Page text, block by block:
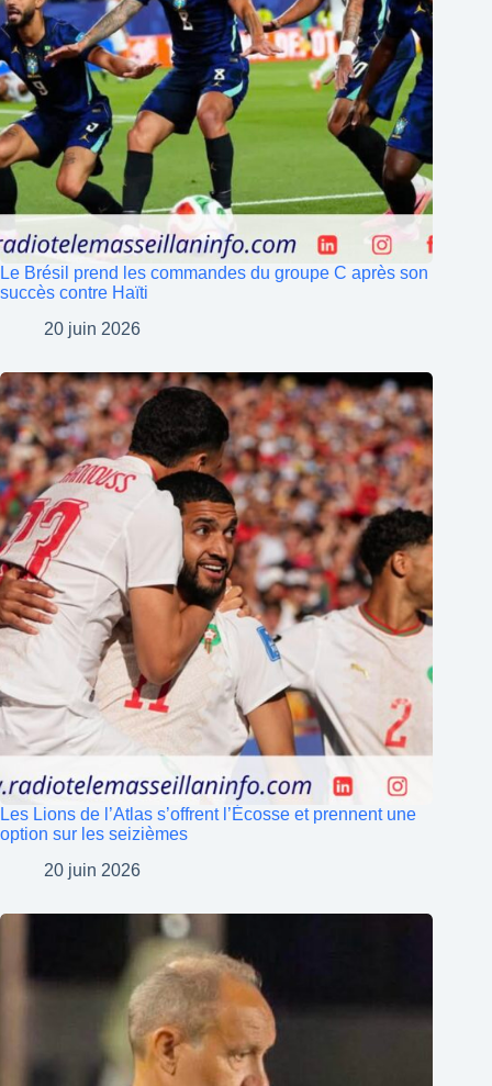
Le Brésil prend les commandes du groupe C après son
succès contre Haïti
20 juin 2026
Les Lions de l’Atlas s’offrent l’Écosse et prennent une
option sur les seizièmes
20 juin 2026